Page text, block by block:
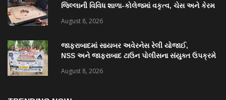
જિલ્લાની વિવિધ શાળા-કોલેજમાં વકૃત્વ, ચેસ અને કેરમ
August 8, 2026
જાફરાબાદમાં સાયબર અવેરનેસ રેલી યોજાઈ,
NSS અને જાફરાબાદ ટાઉન પોલીસના સંયુક્ત ઉપક્રમે
August 8, 2026